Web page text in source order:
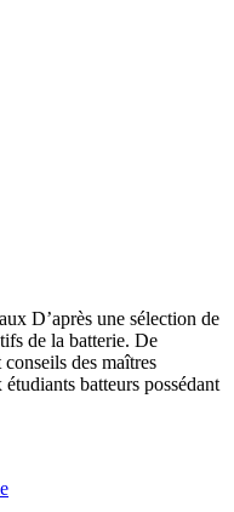
D’après une sélection de
de la batterie. De
des maîtres
batteurs possédant